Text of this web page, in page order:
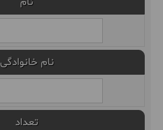
نام خانوادگی
تعداد